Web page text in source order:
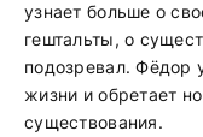
узнает больше о
гештальты, о
подозревал. Фёдор
жизни и обретает
существования.